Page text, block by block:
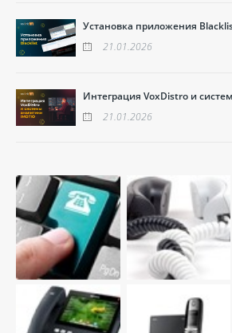
Установка приложения
21.01.2026
Интеграция VoxDistro и
21.01.2026